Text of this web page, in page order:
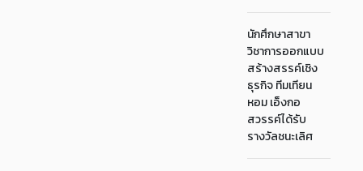
นักศึกษาสาขา
วิชาการออกแบบ
สร้างสรรค์เชิง
ธุรกิจ ทีมเทียน
หอม เอ็งกอ
สวรรค์ได้รับ
รางวัลชนะเลิศ